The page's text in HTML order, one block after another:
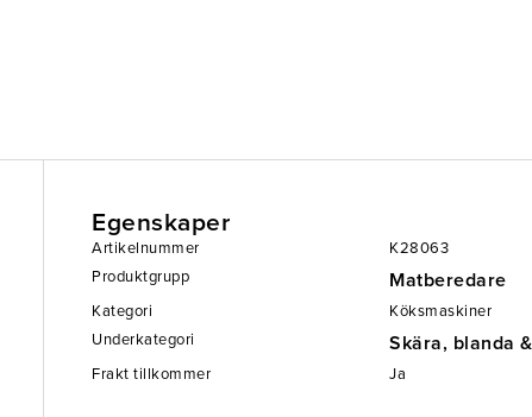
Egenskaper
Artikelnummer
K28063
Produktgrupp
Matberedare
Kategori
Köksmaskiner
Underkategori
Skära, blanda
Frakt tillkommer Ja